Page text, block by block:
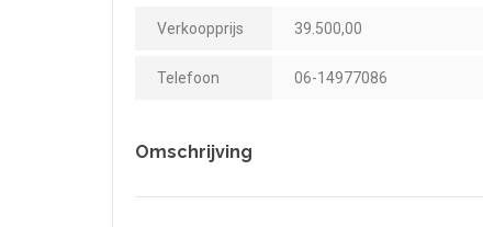
Verkoopprijs 39.500,00
Telefoon 06-14977086
Omschrijving